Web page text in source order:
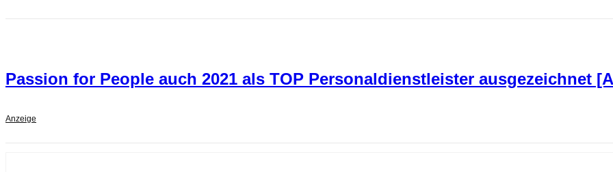
Passion for People auch 2021 als TOP Personaldienstleister ausgezeichnet
Anzeige